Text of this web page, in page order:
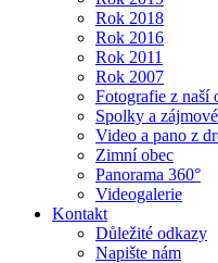
Rok 2018
Rok 2016
Rok 2011
Rok 2007
Fotografie z naší
Spolky a
Video a pano z
Zimní obec
Panorama 360°
Videogalerie
Kontakt
Důležité odkazy
Napište nám